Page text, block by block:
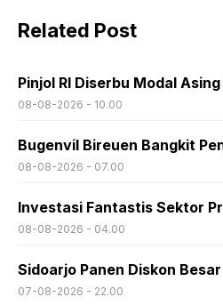
Related Post
Pinjol RI Diserbu Modal
08-08-2026 - 10.00
Bugenvil Bireuen Bangkit
08-08-2026 - 07.00
Investasi Fantastis Sektor
08-08-2026 - 04.00
Sidoarjo Panen Diskon
07-08-2026 - 22.00